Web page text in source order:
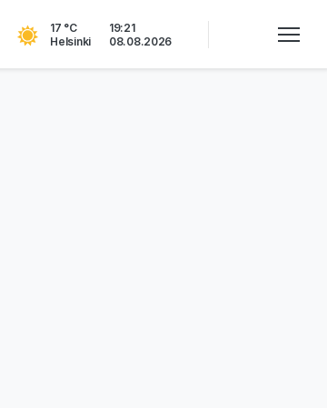
17 °C
Helsinki
19:21
08.08.2026